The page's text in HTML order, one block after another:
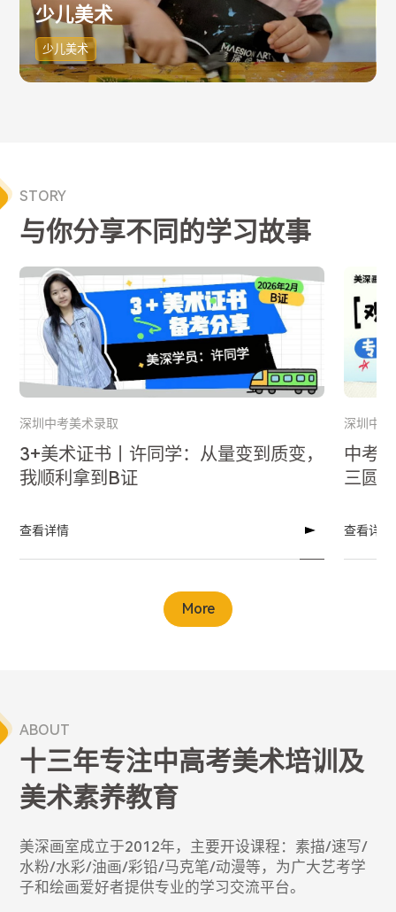
少儿美术
少儿美术
STORY
与你分享不同的学习故事
深圳中考美术录取
3+美术证书丨许同学：从量变到质变，
我顺利拿到B证
查看详情
深圳中
中考
三圆
查看详情
More
ABOUT
十三年专注中高考美术培训及
美术素养教育
美深画室成立于2012年，主要开设课程：素描/速写/
水粉/水彩/油画/彩铅/马克笔/动漫等，为广大艺考学
子和绘画爱好者提供专业的学习交流平台。